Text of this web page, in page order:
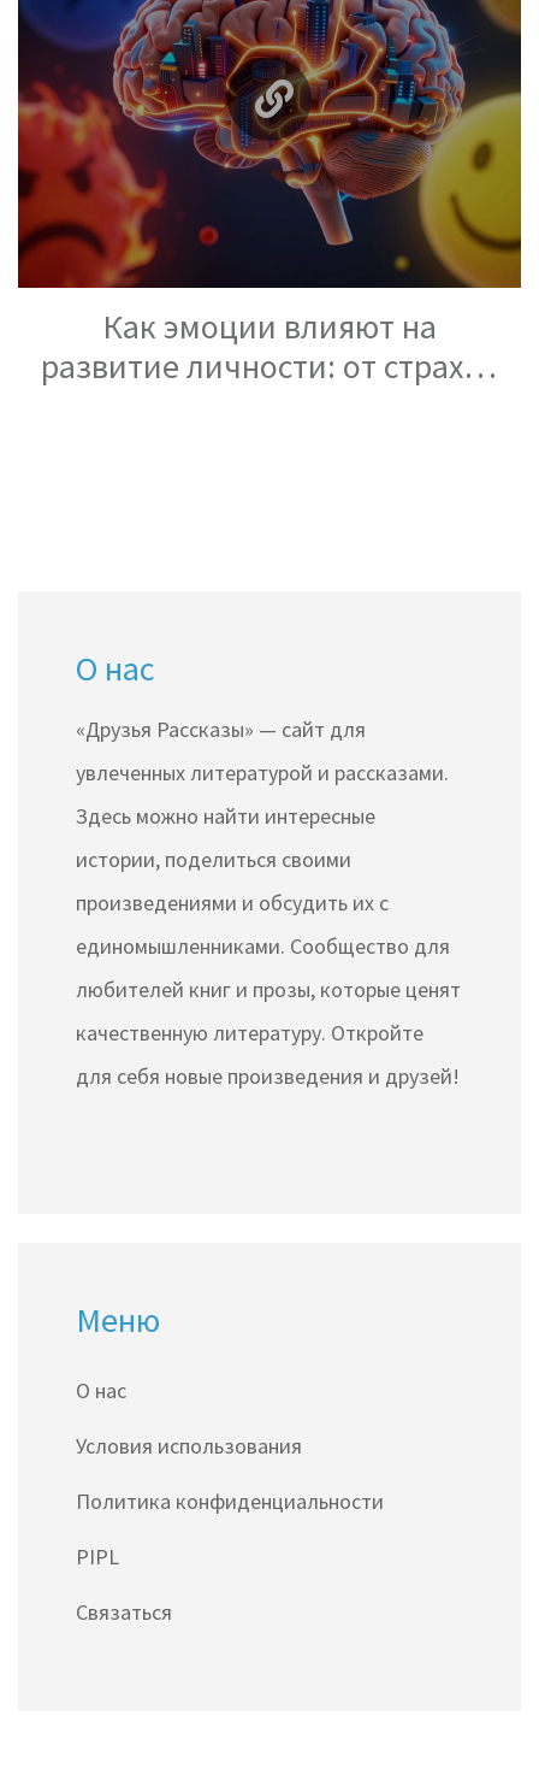
Как эмоции влияют на
развитие личности: от страхов
О нас
«Друзья Рассказы» — сайт для
увлеченных литературой и рассказами.
Здесь можно найти интересные
истории, поделиться своими
произведениями и обсудить их с
единомышленниками. Сообщество для
любителей книг и прозы, которые ценят
качественную литературу. Откройте
для себя новые произведения и друзей!
Меню
О нас
Условия использования
Политика конфиденциальности
PIPL
Связаться